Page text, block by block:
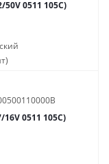
50V 0511 105C)
16V 0511 105C)